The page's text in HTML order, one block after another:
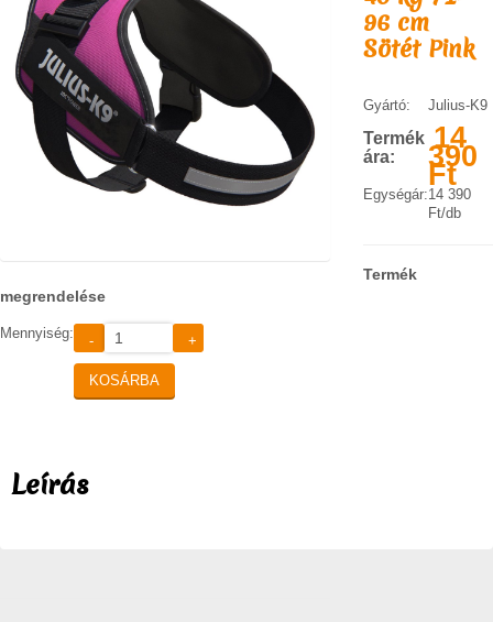
SZÁLLÍTÁSI INFORMÁCIÓK
VÁSÁRLÁSI FELTÉTELEK
KAPCSOLAT
96 cm
Sötét Pink
Gyártó: Julius-K9
Termék
ára:
14
390
Ft
Egységár:14 390
Ft/db
Termék
megrendelése
Mennyiség: - +
KOSÁRBA
Leírás